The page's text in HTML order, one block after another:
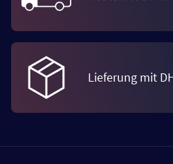
Lieferung mit